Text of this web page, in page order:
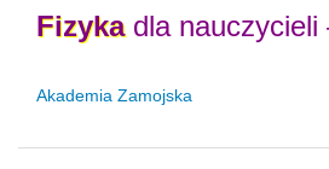
Fizykadla nauczycieli
Akademia Zamojska